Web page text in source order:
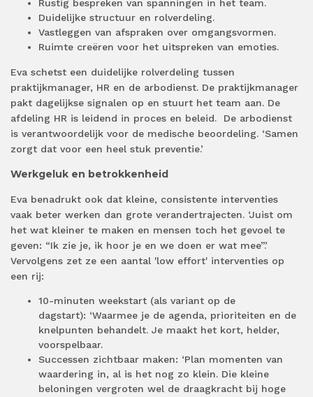
Rustig bespreken van spanningen in het team.
Duidelijke structuur en rolverdeling.
Vastleggen van afspraken over omgangsvormen.
Ruimte creëren voor het uitspreken van emoties.
Eva schetst een duidelijke rolverdeling tussen
praktijkmanager, HR en de arbodienst. De praktijkmanager
pakt dagelijkse signalen op en stuurt het team aan. De
afdeling HR is leidend in proces en beleid.
De arbodienst
is verantwoordelijk voor de medische beoordeling. ‘Samen
zorgt dat voor een heel stuk preventie.’
Werkgeluk en betrokkenheid
Eva benadrukt ook dat kleine, consistente interventies
vaak beter werken dan grote verandertrajecten. ‘Juist om
het wat kleiner te maken en mensen toch het gevoel te
geven: “Ik zie je, ik hoor je en we doen er wat mee”.’
Vervolgens zet ze een aantal 'low effort' interventies op
een rij:
10-minuten weekstart (als variant op de
dagstart): ‘Waarmee je de agenda, prioriteiten en de
knelpunten behandelt. Je maakt het kort, helder,
voorspelbaar.
Successen zichtbaar maken: ‘Plan momenten van
waardering in, al is het nog zo klein. Die kleine
beloningen vergroten wel de draagkracht bij hoge